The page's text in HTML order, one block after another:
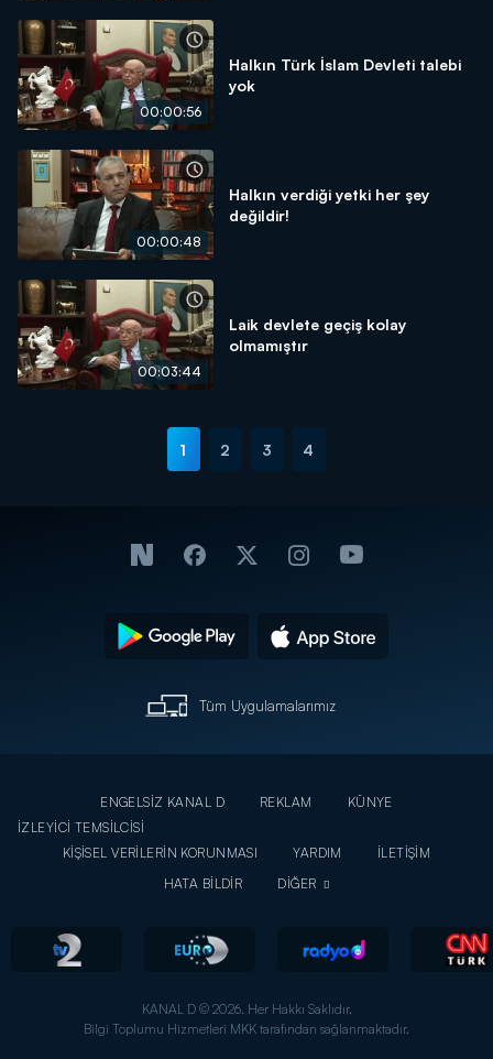
00:00:56
Halkın Türk İslam Devleti talebi
yok
00:00:48
Halkın verdiği yetki her şey
değildir!
00:03:44
Laik devlete geçiş kolay
olmamıştır
1 2 3 4
Tüm Uygulamalarımız
ENGELSİZ KANAL D REKLAM
KÜNYE
İZLEYİCİ TEMSİLCİSİ
KİŞİSEL VERİLERİN KORUNMASI
YARDIM
İLETİŞİM
HATA BİLDİR
DİĞER
KANAL D © 2026. Her Hakkı Saklıdır.
Bilgi Toplumu Hizmetleri MKK tarafından sağlanmaktadır.